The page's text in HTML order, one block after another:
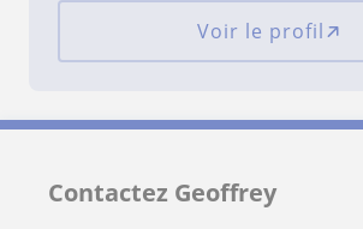
Voir le profil
Contactez Geoffrey